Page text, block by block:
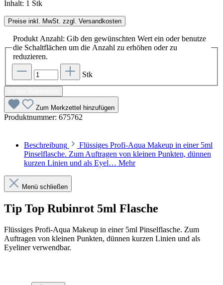
Inhalt: 1 Stk
Preise inkl. MwSt. zzgl. Versandkosten
Produkt Anzahl: Gib den gewünschten Wert ein oder benutze
die Schaltflächen um die Anzahl zu erhöhen oder zu
reduzieren.
Stk
Zum Merkzettel hinzufügen
Produktnummer: 675762
Beschreibung
Flüssiges Profi-Aqua Makeup in einer 5ml
Pinselflasche. Zum Auftragen von kleinen Punkten, dünnen
kurzen Linien und als Eyel… Mehr
Menü schließen
Tip Top Rubinrot 5ml Flasche
Flüssiges Profi-Aqua Makeup in einer 5ml Pinselflasche. Zum
Auftragen von kleinen Punkten, dünnen kurzen Linien und als
Eyeliner verwendbar.